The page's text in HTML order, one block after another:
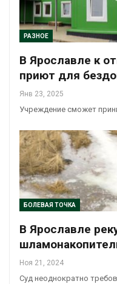
РАЗНОЕ
В Ярославле к
приют для
Янв 23, 2025
Учреждение сможет
БОЛЕВАЯ ТОЧКА
В Ярославле
Ноя 21, 2024
Суд неоднократно